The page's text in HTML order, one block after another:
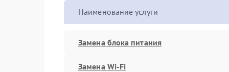
Наименование услуги
Замена блока питания
Замена Wi-Fi